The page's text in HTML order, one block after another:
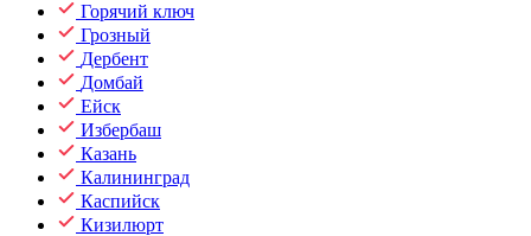
Горячий ключ
Грозный
Дербент
Домбай
Ейск
Избербаш
Казань
Калининград
Каспийск
Кизилюрт